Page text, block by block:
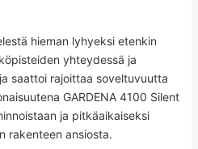
hieman lyhyeksi etenkin
yhteydessä ja
saattoi rajoittaa soveltuvuutta
GARDENA 4100 Silent
ja pitkäaikaiseksi
rakenteen ansiosta.